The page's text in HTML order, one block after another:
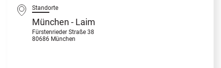
Standorte
München - Laim
Fürstenrieder Straße 38
80686 München